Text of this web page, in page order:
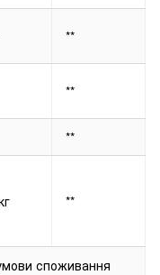
**
**
**
**
споживання